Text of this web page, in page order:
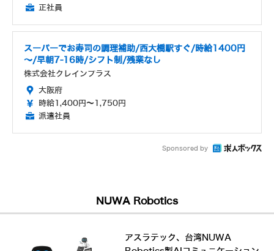
正社員
スーパーでお寿司の調理補助/西大橋駅すぐ/時給1400円
～/早朝7-16時/シフト制/残業なし
株式会社クレインプラス
大阪府
時給1,400円～1,750円
派遣社員
Sponsored by
NUWA Robotics
アスラテック、台湾NUWA